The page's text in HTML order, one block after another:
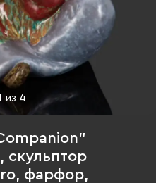
из 4
скульптор
фарфор,